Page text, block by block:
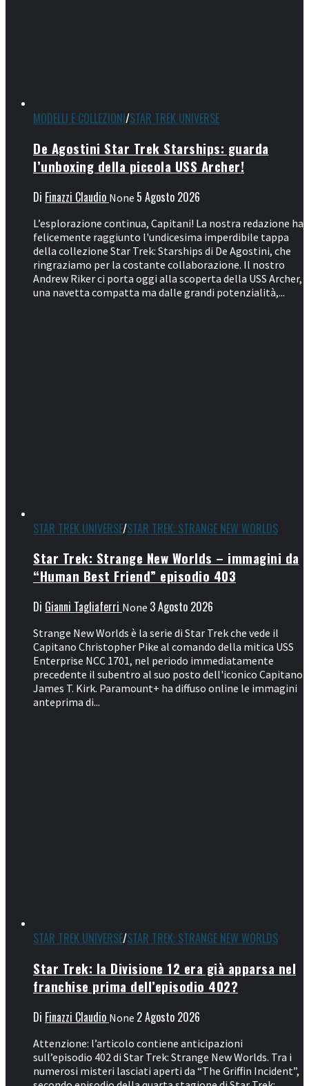
MODELLI E COLLEZIONI/STAR TREK UNIVERSE
De Agostini Star Trek Starships: guarda
l’unboxing della piccola USS Archer!
Di Finazzi Claudio None 5 Agosto 2026
L’esplorazione continua, Capitani! La nostra redazione ha
felicemente raggiunto l'undicesima imperdibile tappa
della collezione Star Trek: Starships di De Agostini, che
ringraziamo per la costante collaborazione. Il nostro
Andrew Riker ci porta oggi alla scoperta della USS Archer,
una navetta compatta ma dalle grandi potenzialità,...
STAR TREK UNIVERSE/STAR TREK: STRANGE NEW WORLDS
Star Trek: Strange New Worlds – immagini da
“Human Best Friend” episodio 403
Di Gianni Tagliaferri None 3 Agosto 2026
Strange New Worlds è la serie di Star Trek che vede il
Capitano Christopher Pike al comando della mitica USS
Enterprise NCC 1701, nel periodo immediatamente
precedente il subentro al suo posto dell'iconico Capitano
James T. Kirk. Paramount+ ha diffuso online le immagini
anteprima di...
STAR TREK UNIVERSE/STAR TREK: STRANGE NEW WORLDS
Star Trek: la Divisione 12 era già apparsa nel
franchise prima dell’episodio 402?
Di Finazzi Claudio None 2 Agosto 2026
Attenzione: l’articolo contiene anticipazioni
sull’episodio 402 di Star Trek: Strange New Worlds. Tra i
numerosi misteri lasciati aperti da “The Griffin Incident”,